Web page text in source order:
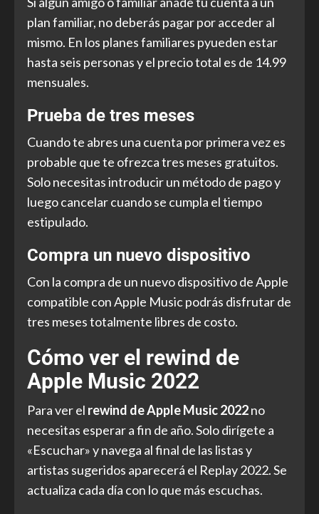
plan familiar, no deberás pagar por acceder al
mismo. En los planes familiares pyueden estar
hasta seis personas y el precio total es de 14.99
mensuales.
Prueba de tres meses
Cuando te abres una cuenta por primera vez es
probable que te ofrezca tres meses gratuitos.
Solo necesitas introducir un método de pago y
luego cancelar cuando se cumpla el tiempo
estipulado.
Compra un nuevo dispositivo
Con la compra de un nuevo dispositivo de Apple
compatible con Apple Music podrás disfrutar de
tres meses totalmente libres de costo.
Cómo ver el rewind de
Apple Music 2022
Para ver el rewind de Apple Music 2022no
necesitas esperar a fin de año. Solo dirígete a
«Escuchar» y navega al final de las listas y
artistas sugeridos aparecerá el Replay 2022. Se
actualiza cada día con lo que más escuchas.